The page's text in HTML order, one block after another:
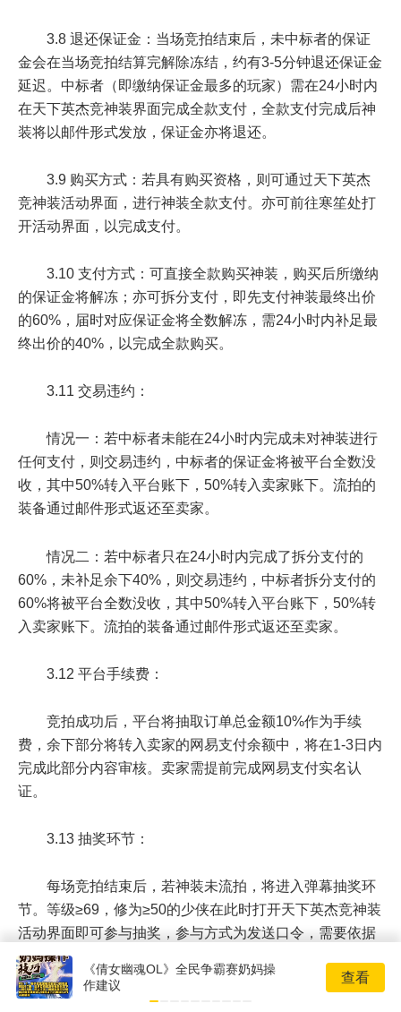
3.8 退还保证金：当场竞拍结束后，未中标者的保证
金会在当场竞拍结算完解除冻结，约有3-5分钟退还保证金
延迟。中标者（即缴纳保证金最多的玩家）需在24小时内
在天下英杰竞神装界面完成全款支付，全款支付完成后神
装将以邮件形式发放，保证金亦将退还。
3.9 购买方式：若具有购买资格，则可通过天下英杰
竞神装活动界面，进行神装全款支付。亦可前往寒笙处打
开活动界面，以完成支付。
3.10 支付方式：可直接全款购买神装，购买后所缴纳
的保证金将解冻；亦可拆分支付，即先支付神装最终出价
的60%，届时对应保证金将全数解冻，需24小时内补足最
终出价的40%，以完成全款购买。
3.11 交易违约：
情况一：若中标者未能在24小时内完成未对神装进行
任何支付，则交易违约，中标者的保证金将被平台全数没
收，其中50%转入平台账下，50%转入卖家账下。流拍的
装备通过邮件形式返还至卖家。
情况二：若中标者只在24小时内完成了拆分支付的
60%，未补足余下40%，则交易违约，中标者拆分支付的
60%将被平台全数没收，其中50%转入平台账下，50%转
入卖家账下。流拍的装备通过邮件形式返还至卖家。
3.12 平台手续费：
竞拍成功后，平台将抽取订单总金额10%作为手续
费，余下部分将转入卖家的网易支付余额中，将在1-3日内
完成此部分内容审核。卖家需提前完成网易支付实名认
证。
3.13 抽奖环节：
每场竞拍结束后，若神装未流拍，将进入弹幕抽奖环
节。 等级≥69 ， 修为≥50的少侠在此时打开天下英杰竞神装
活动界面即可参与抽奖，参与方式为发送口令，需要依据
口令顺序正确输入。每场弹幕抽奖均有5个中奖名额，其
中3个中奖名额发放给正确拼写口令速度前三的少侠，另
外2个中奖名额在发送口令的其他少侠中随机产生。中奖
《倩女幽魂OL》全民争霸赛奶妈操
作建议
查看